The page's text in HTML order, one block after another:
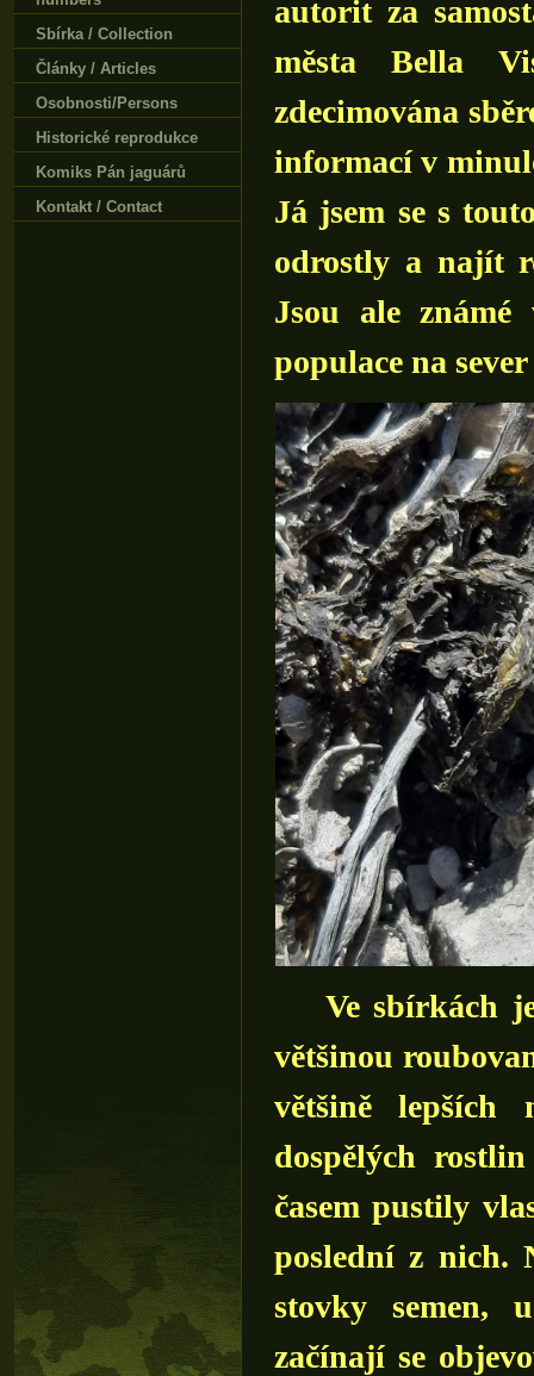
autorit za
města Bella
zdecimována
informací v
Já jsem se s
odrostly a najít
Jsou ale známé
populace na
Ve sbírkách
většinou
většině lepších
dospělých
časem pustily
poslední z nich.
stovky semen,
začínají se
Sbírka / Collection
Články / Articles
Osobnosti/Persons
Historické reprodukce
Komiks Pán jaguárů
Kontakt / Contact